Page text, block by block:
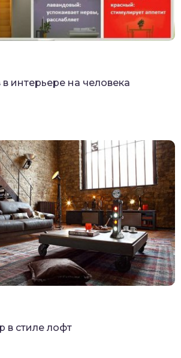
интерьере на человека
в стиле лофт